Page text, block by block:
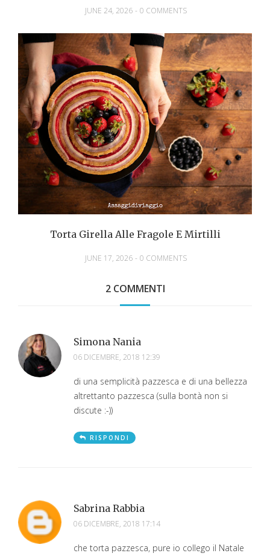
JUNE 24, 2026 - 0 COMMENTS
Torta Girella Alle Fragole E Mirtilli
JUNE 17, 2026 - 0 COMMENTS
2 COMMENTI
Simona Nania
06 DICEMBRE, 2018 12:39
di una semplicità pazzesca e di una bellezza
altrettanto pazzesca (sulla bontà non si
discute :-))
RISPONDI
Sabrina Rabbia
06 DICEMBRE, 2018 17:14
che torta pazzesca, pure io collego il Natale